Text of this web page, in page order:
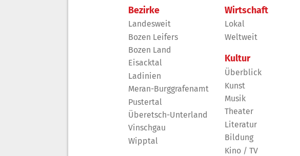
Bezirke
Landesweit
Bozen Leifers
Bozen Land
Eisacktal
Ladinien
Meran-Burggrafenamt
Pustertal
Überetsch-Unterland
Vinschgau
Wipptal
Wirtschaft
Lokal
Weltweit
Kultur
Überblick
Kunst
Musik
Theater
Literatur
Bildung
Kino / TV